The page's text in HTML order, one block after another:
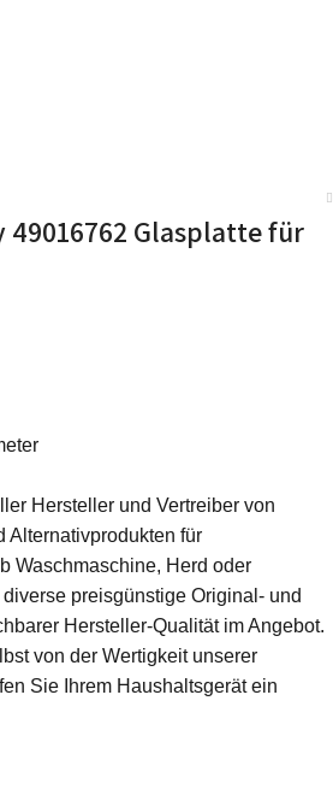
Glasplatte für
Hersteller und Vertreiber von
Alternativprodukten für
Waschmaschine, Herd oder
preisgünstige Original- und
Hersteller-Qualität im Angebot.
von der Wertigkeit unserer
Sie Ihrem Haushaltsgerät ein